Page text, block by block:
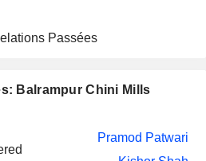
Mamta Binani
Sudhir Anna Bidkar
Passées
Balrampur Chini Mills
Pramod Patwari